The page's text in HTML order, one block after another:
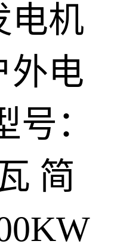
电机
外电
号：
简